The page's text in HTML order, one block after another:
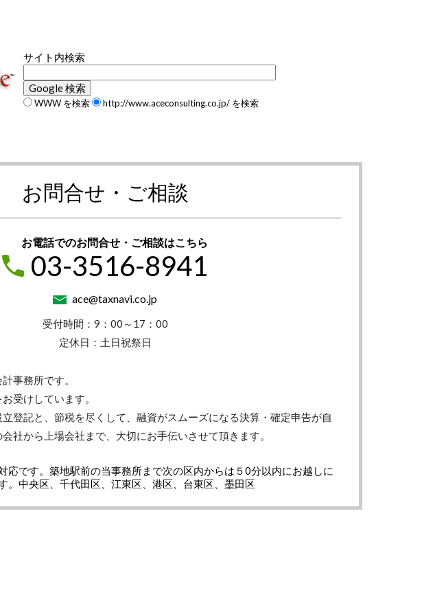
サイト内検索
WWW を検索 http://www.aceconsulting.co.jp/ を検索
お問合せ・ご相談
お電話でのお問合せ・ご相談はこちら
03-3516-8941
ace@taxnavi.co.jp
受付時間：9：00～17：00
定休日：土日祝祭日
事務所です。
受けしています。
登記と、節税を尽くして、融資がスムーズになる決算・確定申告が自
社から上場会社まで、大切にお手伝いさせて頂きます。
応です。築地駅前の当事務所まで次の区内からは５0分以内にお越しに
。中央区、千代田区、江東区、港区、台東区、墨田区